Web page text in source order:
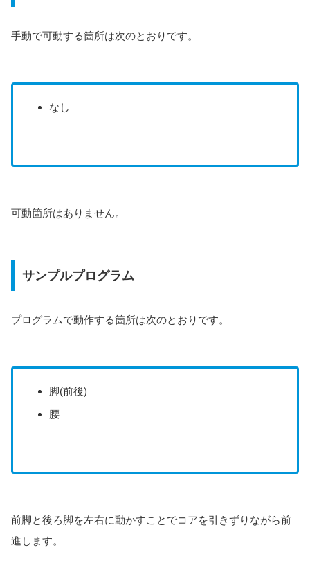
手動で可動する箇所は次のとおりです。
なし
可動箇所はありません。
サンプルプログラム
プログラムで動作する箇所は次のとおりです。
脚(前後)
腰
前脚と後ろ脚を左右に動かすことでコアを引きずりながら前
進します。